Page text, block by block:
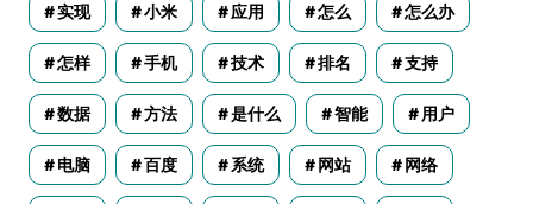
实现 小米 应用 怎么 怎么办
怎样 手机 技术 排名 支持
数据 方法 是什么 智能 用户
电脑 百度 系统 网站 网络